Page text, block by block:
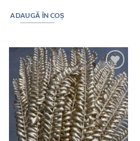
ADAUGĂ ÎN COȘ
Add to
wishlist